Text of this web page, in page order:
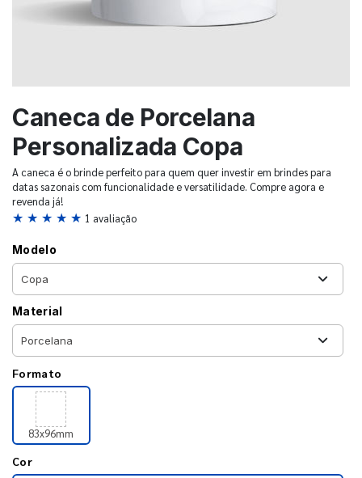
Caneca de Porcelana
Personalizada Copa
A caneca é o brinde perfeito para quem quer investir em brindes para
datas sazonais com funcionalidade e versatilidade. Compre agora e
revenda já!
★ ★ ★ ★ ★ 1 avaliação
Modelo
Material
Formato
83x96mm
Cor